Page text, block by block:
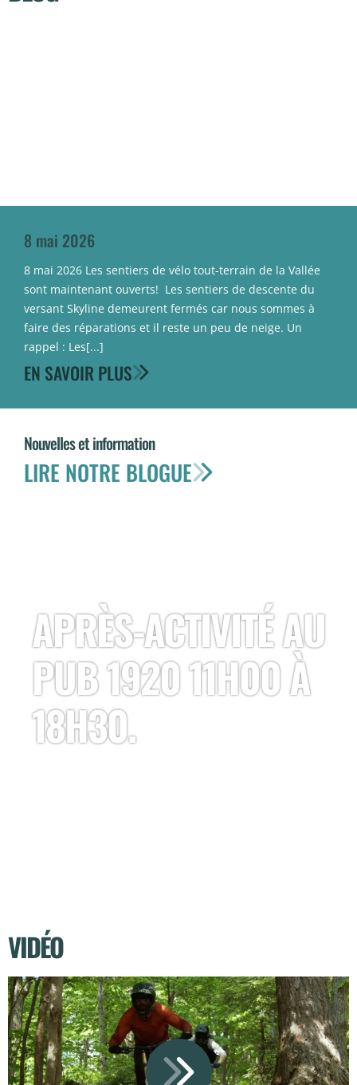
8 mai 2026
8 mai 2026 Les sentiers de vélo tout-terrain de la Vallée
sont maintenant ouverts! Les sentiers de descente du
versant Skyline demeurent fermés car nous sommes à
faire des réparations et il reste un peu de neige. Un
rappel : Les[...]
EN SAVOIR PLUS
Nouvelles et information
LIRE NOTRE BLOGUE
APRÈS-ACTIVITÉ AU
PUB 1920 11H00 À
18H30.
VIDÉO